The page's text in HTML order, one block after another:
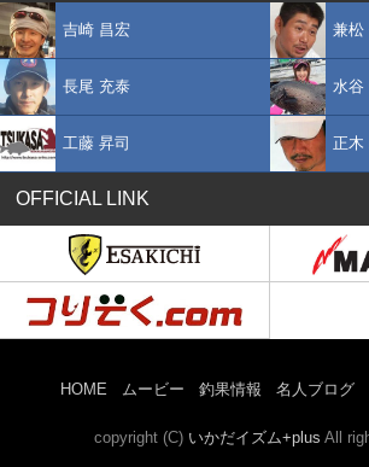
吉崎 昌宏 兼松
長尾 充泰 水谷
工藤 昇司 正木
OFFICIAL LINK
HOME ムービー 釣果情報 名人ブログ
copyright (C) いかだイズム+plus All